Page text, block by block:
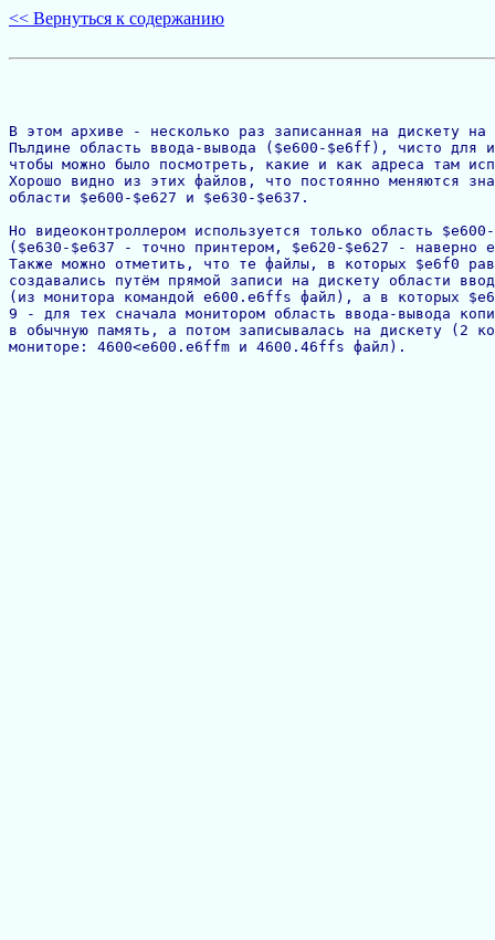
<< Вернуться к содержанию
В этом архиве - несколько раз записанная на дискету на
Пълдине область ввода-вывода ($e600-$e6ff), чисто для
чтобы можно было посмотреть, какие и как адреса там
Хорошо видно из этих файлов, что постоянно меняются
области $e600-$e627 и $e630-$e637.
Но видеоконтроллером используется только область
($e630-$e637 - точно принтером, $e620-$e627 - наверно
Также можно отметить, что те файлы, в которых $e6f0
создавались путём прямой записи на дискету области
(из монитора командой e600.e6ffs файл), а в которых
9 - для тех сначала монитором область ввода-вывода
в обычную память, а потом записывалась на дискету (2
мониторе: 4600<e600.e6ffm и 4600.46ffs файл).